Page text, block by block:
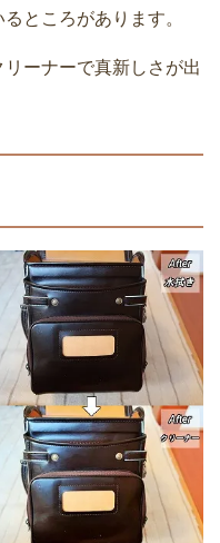
ところがあります。
ーナーで真新しさが出